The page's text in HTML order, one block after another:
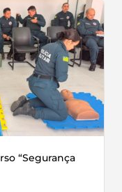
“Segurança